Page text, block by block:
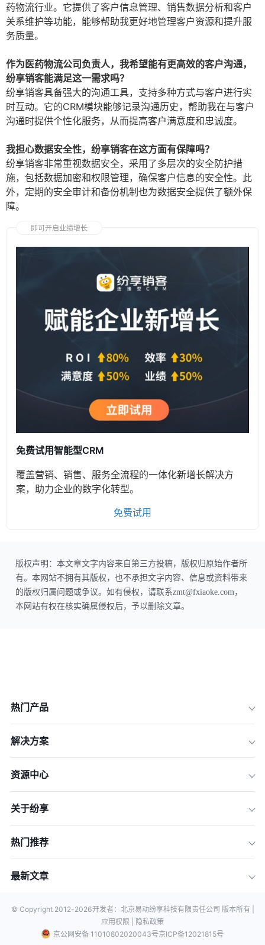
药物流行业。它提供了客户信息管理、销售数据分析和客户
关系维护等功能，能够帮助我更好地管理客户资源和提升服
务质量。
作为医药物流公司负责人，我希望能有更高效的客户沟通，
纷享销客能满足这一需求吗？
纷享销客具备强大的沟通工具，支持多种方式与客户进行实
时互动。它的CRM模块能够记录沟通历史，帮助我在与客户
沟通时提供个性化服务，从而提高客户满意度和忠诚度。
我担心数据安全性，纷享销客在这方面有保障吗？
纷享销客非常重视数据安全，采用了多层次的安全防护措
施，包括数据加密和权限管理，确保客户信息的安全性。此
外，定期的安全审计和备份机制也为数据安全提供了额外保
障。
即可开启业绩增长
免费试用智能型CRM
覆盖营销、销售、服务全流程的一体化新增长解决方
案，助力企业的数字化转型。
免费试用
版权声明：本文章文字内容来自第三方投稿，版权归原始作者所
有。本网站不拥有其版权，也不承担文字内容、信息或资料带来
的版权归属问题或争议。如有侵权，请联系zmt@fxiaoke.com，
本网站有权在核实确属侵权后，予以删除文章。
热门产品
解决方案
资源中心
关于纷享
热门推荐
最新文章
© Copyright 2012-2026开发者：北京易动纷享科技有限责任公司 版本所有 |
应用权限 |
隐私政策
京公网安备 11010802020043号京ICP备12021815号